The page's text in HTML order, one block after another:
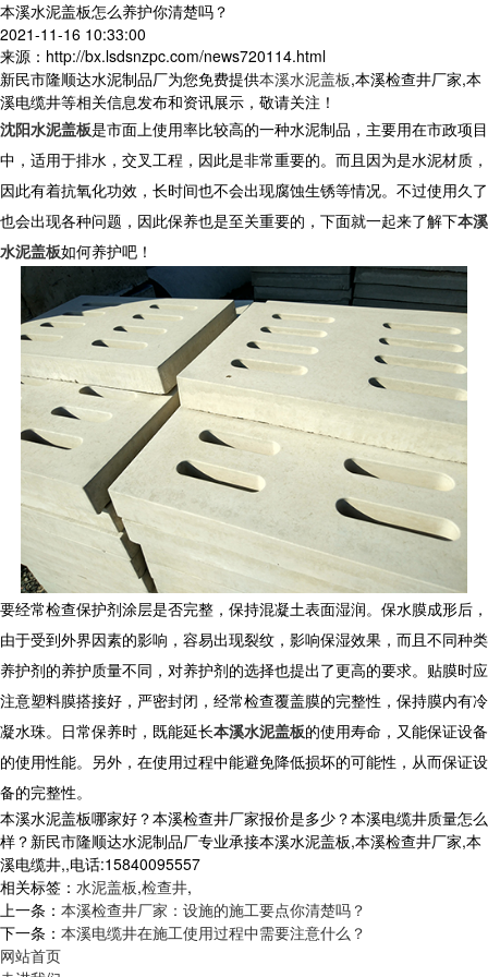
本溪水泥盖板怎么养护你清楚吗？
2021-11-16 10:33:00
来源：http://bx.lsdsnzpc.com/news720114.html
新民市隆顺达水泥制品厂为您免费提供本溪水泥盖板,本溪检查井厂家,本
溪电缆井等相关信息发布和资讯展示，敬请关注！
沈阳水泥盖板是市面上使用率比较高的一种水泥制品，主要用在市政项目
中，适用于排水，交叉工程，因此是非常重要的。而且因为是水泥材质，
因此有着抗氧化功效，长时间也不会出现腐蚀生锈等情况。不过使用久了
也会出现各种问题，因此保养也是至关重要的，下面就一起来了解下本溪
水泥盖板如何养护吧！
要经常检查保护剂涂层是否完整，保持混凝土表面湿润。保水膜成形后，
由于受到外界因素的影响，容易出现裂纹，影响保湿效果，而且不同种类
养护剂的养护质量不同，对养护剂的选择也提出了更高的要求。贴膜时应
注意塑料膜搭接好，严密封闭，经常检查覆盖膜的完整性，保持膜内有冷
凝水珠。日常保养时，既能延长本溪水泥盖板的使用寿命，又能保证设备
的使用性能。另外，在使用过程中能避免降低损坏的可能性，从而保证设
备的完整性。
本溪水泥盖板哪家好？本溪检查井厂家报价是多少？本溪电缆井质量怎么
样？新民市隆顺达水泥制品厂专业承接本溪水泥盖板,本溪检查井厂家,本
溪电缆井,,电话:15840095557
相关标签： 水泥盖板,检查井,
上一条： 本溪检查井厂家：设施的施工要点你清楚吗？
下一条： 本溪电缆井在施工使用过程中需要注意什么？
网站首页